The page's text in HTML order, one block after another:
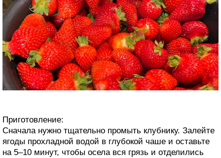
Приготовление:
Сначала нужно тщательно промыть клубнику. Залейте
ягоды прохладной водой в глубокой чаше и оставьте
на 5–10 минут, чтобы осела вся грязь и отделились